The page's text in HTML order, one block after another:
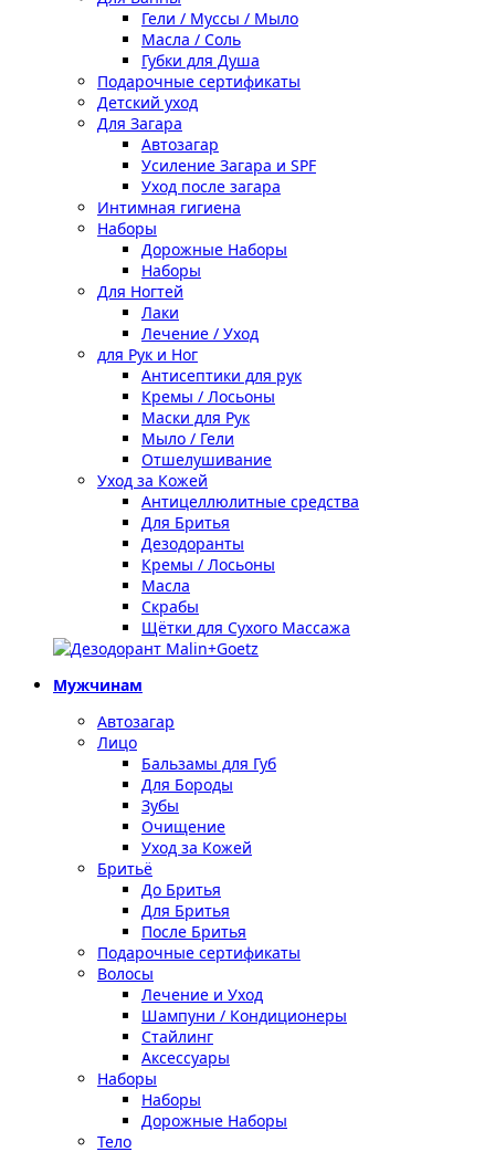
Гели / Муссы / Мыло
Масла / Соль
Губки для Душа
Подарочные сертификаты
Детский уход
Для Загара
Автозагар
Усиление Загара и SPF
Уход после загара
Интимная гигиена
Наборы
Дорожные Наборы
Наборы
Для Ногтей
Лаки
Лечение / Уход
для Рук и Ног
Антисептики для рук
Кремы / Лосьоны
Маски для Рук
Мыло / Гели
Отшелушивание
Уход за Кожей
Антицеллюлитные средства
Для Бритья
Дезодоранты
Кремы / Лосьоны
Масла
Скрабы
Щётки для Сухого Массажа
Мужчинам
Автозагар
Лицо
Бальзамы для Губ
Для Бороды
Зубы
Очищение
Уход за Кожей
Бритьё
До Бритья
Для Бритья
После Бритья
Подарочные сертификаты
Волосы
Лечение и Уход
Шампуни / Кондиционеры
Стайлинг
Аксессуары
Наборы
Наборы
Дорожные Наборы
Тело